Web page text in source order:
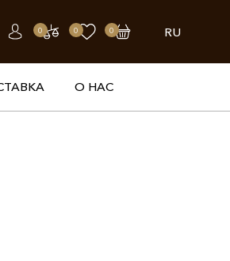
0 0 0 RU
О НАС